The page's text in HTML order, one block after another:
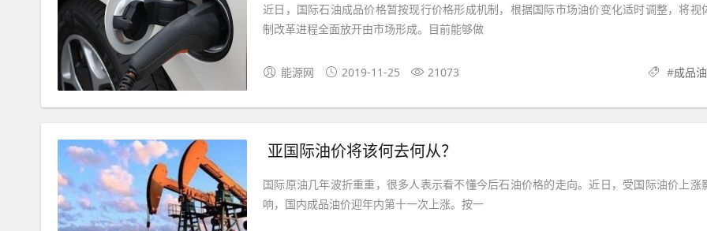
近日，国际石油成品价格暂按现行价格形成机制，根据国际市场油价变化适时调整，将视
制改革进程全面放开由市场形成。目前能够做
能源网 2019-11-25 21073 #成品油
亚国际油价将该何去何从？
国际原油几年波折重重，很多人表示看不懂今后石油价格的走向。近日，受国际油价上涨
响，国内成品油价迎年内第十一次上涨。按一